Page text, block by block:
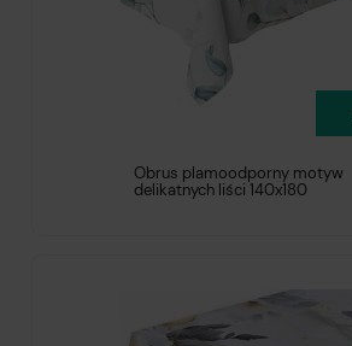
Obrus plamoodporny motyw
delikatnych liści 140x180